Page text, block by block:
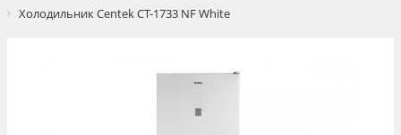
Холодильник Centek CT-1733 NF White